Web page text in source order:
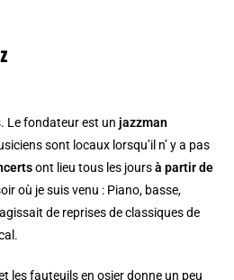
Le fondateur est un jazzman
sont locaux lorsqu’il n’ y a pas
ont lieu tous les joursà partir de
où je suis venu : Piano, basse,
de reprises de classiques de
les fauteuils en osier donne un peu